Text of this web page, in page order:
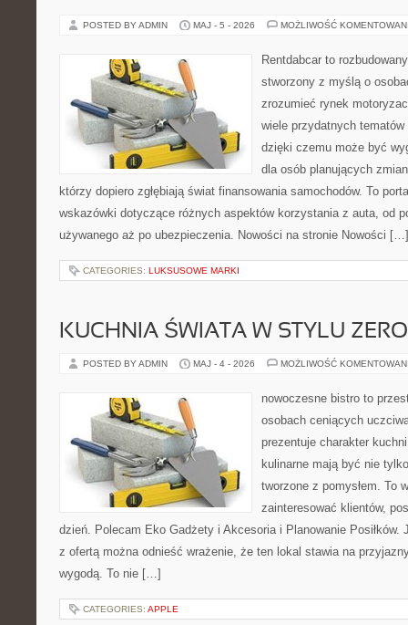
POSTED BY ADMIN MAJ - 5 - 2026 MOŻLIWOŚĆ
Rentdabcar to
stworzony z myślą o
zrozumieć rynek
wiele przydatnych
dzięki czemu może być
dla osób planujących
którzy dopiero zgłębiają świat finansowania samochodów. To
wskazówki dotyczące różnych aspektów korzystania z auta, od
używanego aż po ubezpieczenia. Nowości na stronie Nowości […]
CATEGORIES: LUKSUSOWE MARKI
KUCHNIA ŚWIATA W STYLU
POSTED BY ADMIN MAJ - 4 - 2026 MOŻLIWOŚĆ
nowoczesne bistro to
osobach ceniących
prezentuje charakter
kulinarne mają być nie
tworzone z pomysłem. To
zainteresować klientów,
dzień. Polecam Eko Gadżety i Akcesoria i Planowanie Posiłków.
z ofertą można odnieść wrażenie, że ten lokal stawia na
wygodą. To nie […]
CATEGORIES: APPLE